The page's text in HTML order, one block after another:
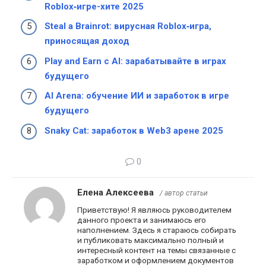
Roblox‑игре-хите 2025
Steal a Brainrot: вирусная Roblox‑игра,
приносящая доход
Play and Earn с AI: зарабатывайте в играх
будущего
AI Arena: обучение ИИ и заработок в игре
будущего
Snaky Cat: заработок в Web3 арене 2025
0
Елена Алексеева / автор статьи
Приветствую! Я являюсь руководителем
данного проекта и занимаюсь его
наполнением. Здесь я стараюсь собирать
и публиковать максимально полный и
интересный контент на темы связанные с
заработком и оформлением документов